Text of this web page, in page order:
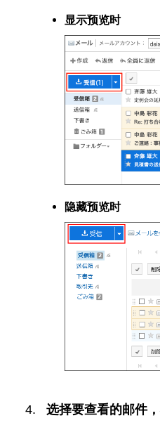
显示预览时
隐藏预览时
选择要查看的邮件